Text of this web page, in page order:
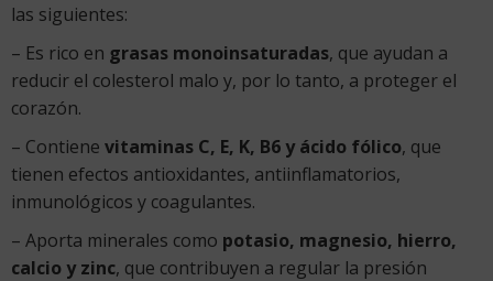
las siguientes:
– Es rico en grasas monoinsaturadas, que ayudan a
reducir el colesterol malo y, por lo tanto, a proteger el
corazón.
– Contiene vitaminas C, E, K, B6 y ácido fólico, que
tienen efectos antioxidantes, antiinflamatorios,
inmunológicos y coagulantes.
– Aporta minerales como potasio, magnesio, hierro,
calcio y zinc, que contribuyen a regular la presión